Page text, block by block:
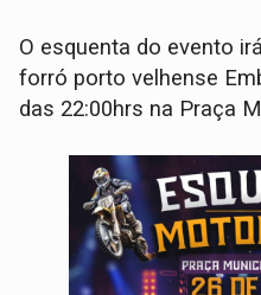
O esquenta do evento
forró porto velhense
das 22:00hrs na Praça